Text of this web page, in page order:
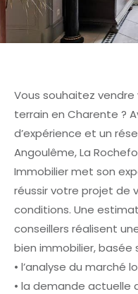
Vous souhaitez
terrain en Charente ?
d’expérience et un
Angoulême, La
Immobilier met son
réussir votre projet de
conditions. Une
conseillers réalisent
bien immobilier, basée
• l’analyse du marché
• la demande actuelle